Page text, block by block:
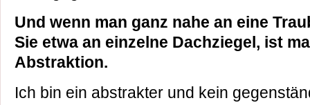
Und wenn man ganz nahe an eine
Sie etwa an einzelne Dachziegel, ist
Abstraktion.
Ich bin ein abstrakter und kein